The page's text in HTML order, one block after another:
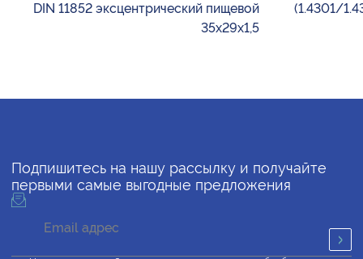
DIN 11852 эксцентрический пищевой
35х29х1,5
(1.4301/
Подпишитесь на нашу рассылку и получайте
первыми самые выгодные предложения